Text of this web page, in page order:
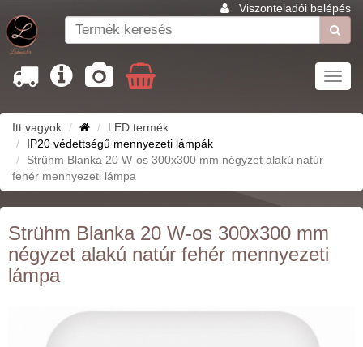
Viszonteladói belépés
Itt vagyok
LED termék
IP20 védettségű mennyezeti lámpák
Strühm Blanka 20 W-os 300x300 mm négyzet alakú natúr
fehér mennyezeti lámpa
Strühm Blanka 20 W-os 300x300 mm
négyzet alakú natúr fehér mennyezeti
lámpa